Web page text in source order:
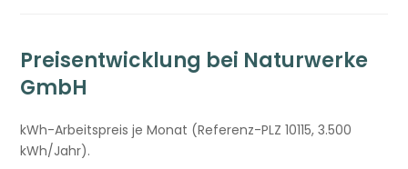
Preisentwicklung bei Naturwerke
GmbH
kWh-Arbeitspreis je Monat (Referenz-PLZ 10115, 3.500
kWh/Jahr).